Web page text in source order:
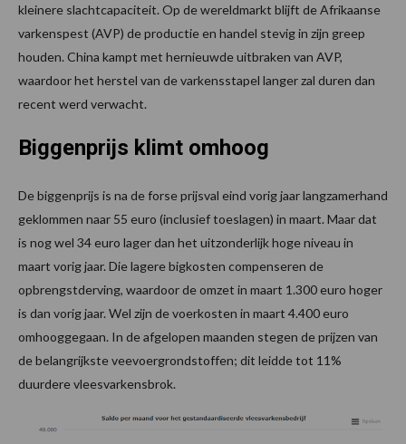
kleinere slachtcapaciteit. Op de wereldmarkt blijft de Afrikaanse
varkenspest (AVP) de productie en handel stevig in zijn greep
houden. China kampt met hernieuwde uitbraken van AVP,
waardoor het herstel van de varkensstapel langer zal duren dan
recent werd verwacht.
Biggenprijs klimt omhoog
De biggenprijs is na de forse prijsval eind vorig jaar langzamerhand
geklommen naar 55 euro (inclusief toeslagen) in maart. Maar dat
is nog wel 34 euro lager dan het uitzonderlijk hoge niveau in
maart vorig jaar. Die lagere bigkosten compenseren de
opbrengstderving, waardoor de omzet in maart 1.300 euro hoger
is dan vorig jaar. Wel zijn de voerkosten in maart 4.400 euro
omhooggegaan. In de afgelopen maanden stegen de prijzen van
de belangrijkste veevoergrondstoffen; dit leidde tot 11%
duurdere vleesvarkensbrok.